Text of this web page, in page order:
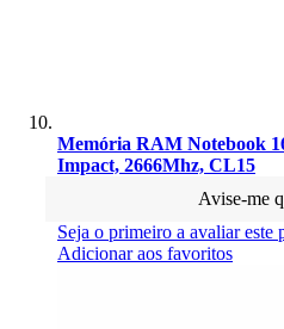
Memória RAM Notebook
Impact, 2666Mhz, CL15
Avise-me
Seja o primeiro a avaliar este
Adicionar aos favoritos